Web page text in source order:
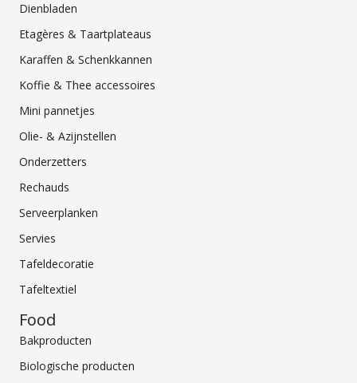
Dienbladen
Etagères & Taartplateaus
Karaffen & Schenkkannen
Koffie & Thee accessoires
Mini pannetjes
Olie- & Azijnstellen
Onderzetters
Rechauds
Serveerplanken
Servies
Tafeldecoratie
Tafeltextiel
Food
Bakproducten
Biologische producten